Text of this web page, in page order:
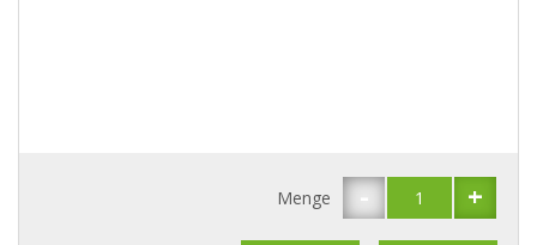
- +
Menge